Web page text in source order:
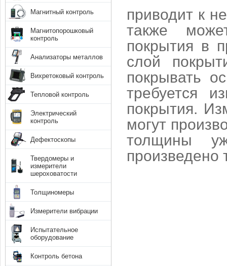
приводит к
также
покрытия в
слой
покрывать
требуется
покрытия.
могут
толщины
Магнитный контроль
Магнитопорошковый
контроль
Анализаторы металлов
Вихретоковый контроль
Тепловой контроль
Электрический
контроль
Дефектоскопы
Твердомеры и
измерители
шероховатости
Толщиномеры
Измерители вибрации
Испытательное
оборудование
Контроль бетона